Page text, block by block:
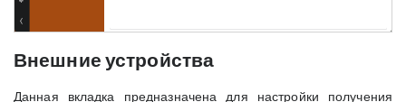
Внешние устройства
Данная вкладка предназначена для настройки получения